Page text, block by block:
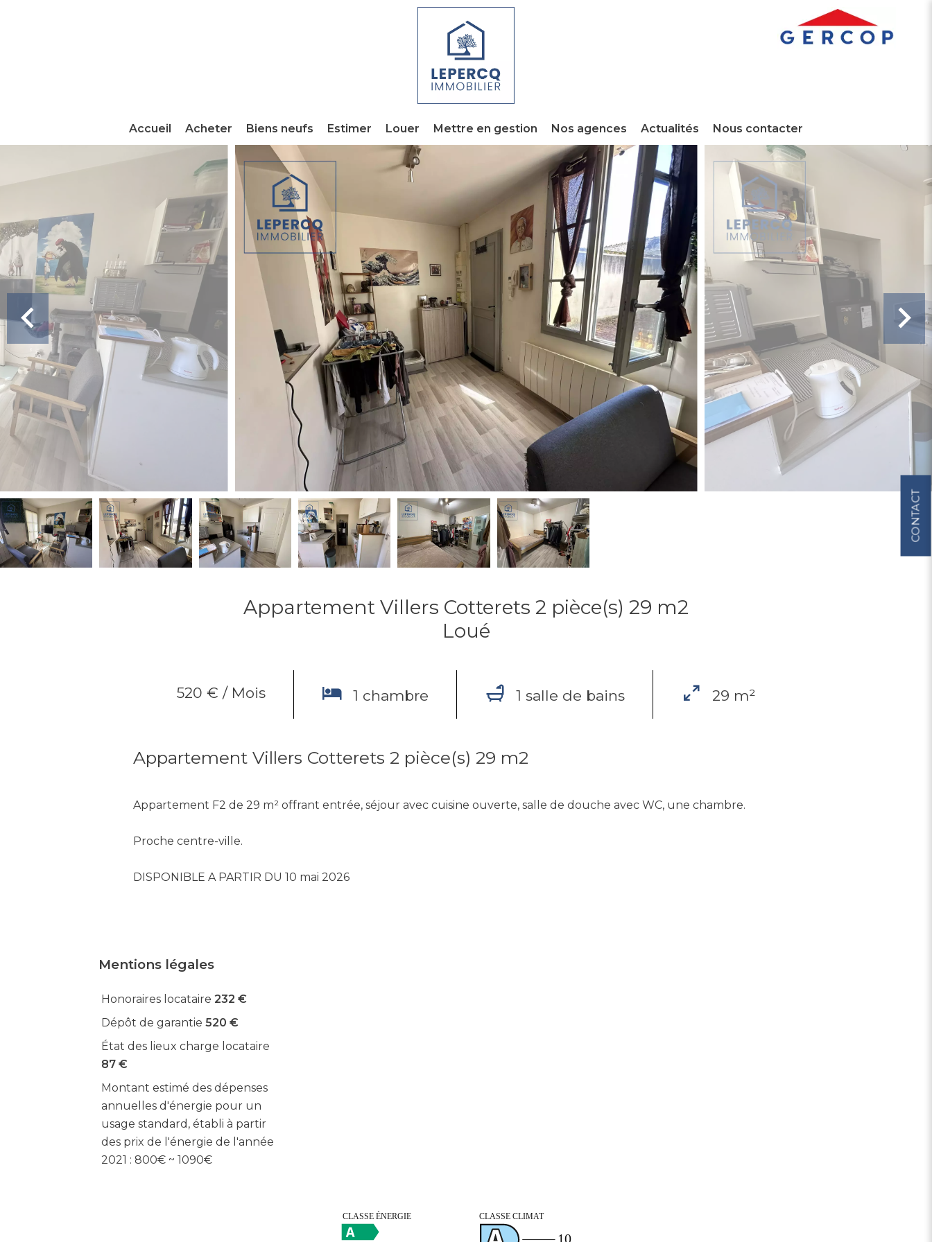
Accueil Acheter Biens neufs Estimer Louer Mettre en gestion Nos agences Actualités Nous contacter
CONTACT
Appartement Villers Cotterets 2 pièce(s) 29 m2
Loué
520 € / Mois 1 chambre 1 salle de bains 29 m²
Appartement Villers Cotterets 2 pièce(s) 29 m2
Appartement F2 de 29 m² offrant entrée, séjour avec cuisine ouverte, salle de douche avec WC, une chambre.
Proche centre-ville.
DISPONIBLE A PARTIR DU 10 mai 2026
Mentions légales
Honoraires locataire 232 €
Dépôt de garantie 520 €
État des lieux charge locataire
87 €
Montant estimé des dépenses
annuelles d'énergie pour un
usage standard, établi à partir
des prix de l'énergie de l'année
2021 : 800€ ~ 1090€